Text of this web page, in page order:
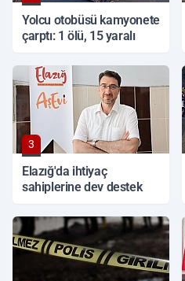
Yolcu otobüsü kamyonete
çarptı: 1 ölü, 15 yaralı
3
Elazığ'da ihtiyaç
sahiplerine dev destek